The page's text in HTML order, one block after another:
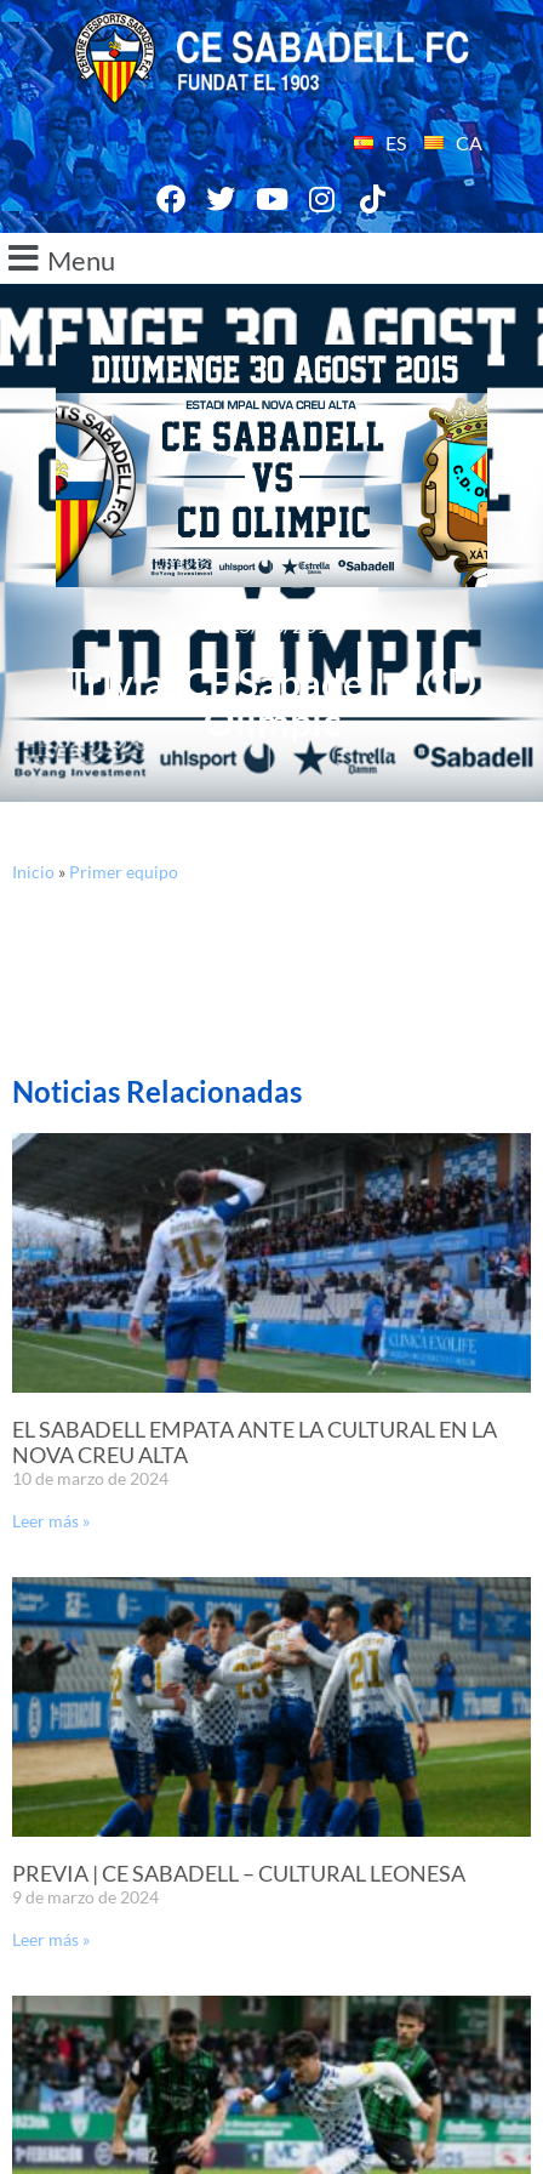
ES CA
Menu
25/08/2015
Trivial CE Sabadell – CD
Olímpic
Inicio » Primer equipo
Noticias Relacionadas
EL SABADELL EMPATA ANTE LA CULTURAL EN LA
NOVA CREU ALTA
10 de marzo de 2024
Leer más »
PREVIA | CE SABADELL – CULTURAL LEONESA
9 de marzo de 2024
Leer más »